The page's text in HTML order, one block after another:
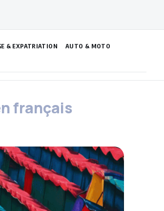
& EXPATRIATION AUTO & MOTO
français